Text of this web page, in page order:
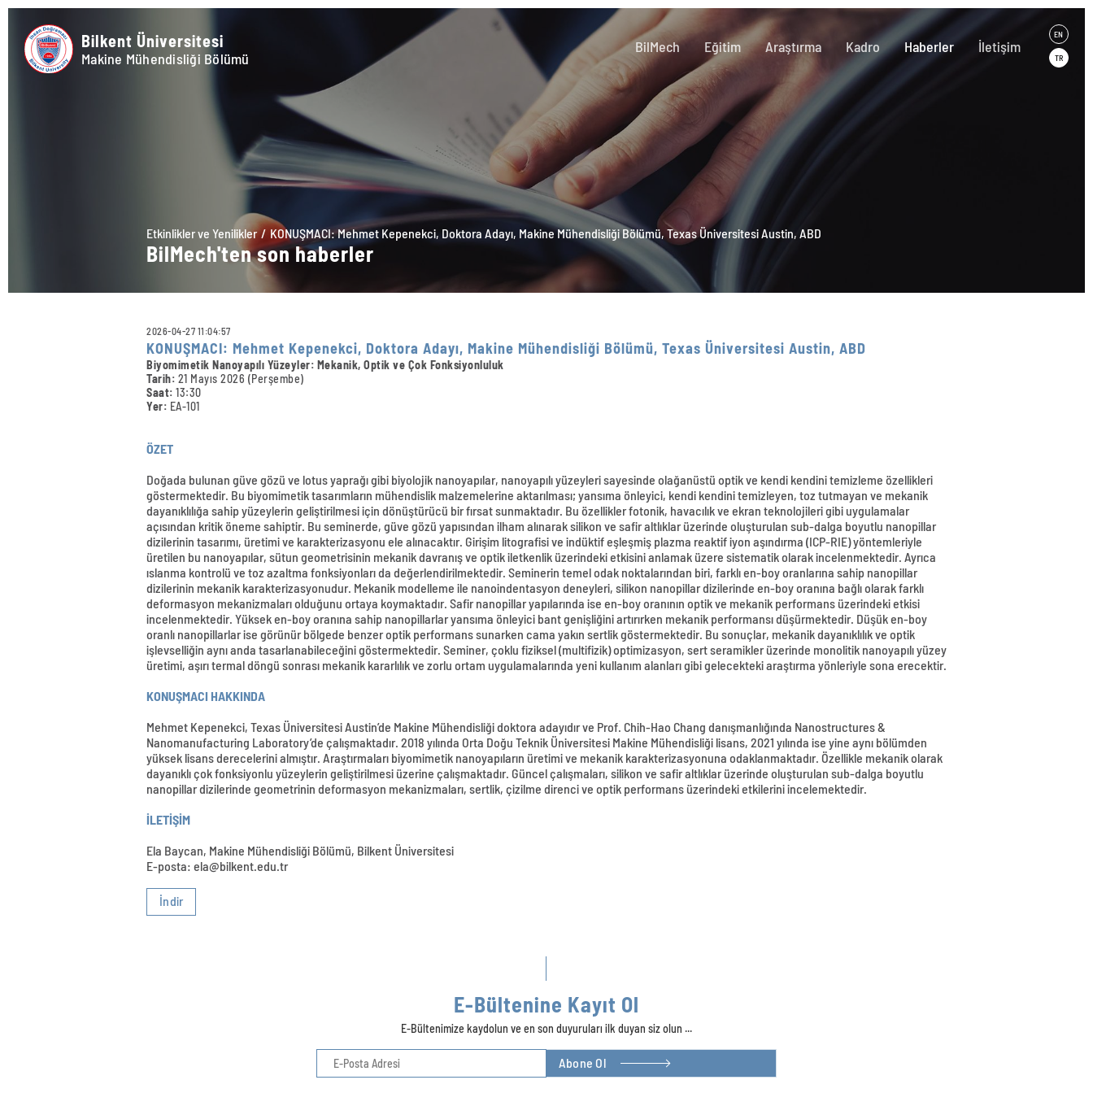
Bilkent Üniversitesi
Makine Mühendisliği Bölümü
BilMech Eğitim Araştırma Kadro Haberler İletişim
EN
TR
Etkinlikler ve Yenilikler KONUŞMACI: Mehmet Kepenekci, Doktora Adayı, Makine Mühendisliği Bölümü, Texas Üniversitesi Austin, ABD
BilMech'ten son haberler
2026-04-27 11:04:57
KONUŞMACI: Mehmet Kepenekci, Doktora Adayı, Makine Mühendisliği Bölümü, Texas Üniversitesi Austin, ABD
Biyomimetik Nanoyapılı Yüzeyler: Mekanik, Optik ve Çok Fonksiyonluluk
Tarih: 21 Mayıs 2026 (Perşembe)
Saat: 13:30
Yer: EA-101
ÖZET
Doğada bulunan güve gözü ve lotus yaprağı gibi biyolojik nanoyapılar, nanoyapılı yüzeyleri sayesinde olağanüstü optik ve kendi kendini temizleme özellikleri
göstermektedir. Bu biyomimetik tasarımların mühendislik malzemelerine aktarılması; yansıma önleyici, kendi kendini temizleyen, toz tutmayan ve mekanik
dayanıklılığa sahip yüzeylerin geliştirilmesi için dönüştürücü bir fırsat sunmaktadır. Bu özellikler fotonik, havacılık ve ekran teknolojileri gibi uygulamalar
açısından kritik öneme sahiptir. Bu seminerde, güve gözü yapısından ilham alınarak silikon ve safir altlıklar üzerinde oluşturulan sub-dalga boyutlu nanopillar
dizilerinin tasarımı, üretimi ve karakterizasyonu ele alınacaktır. Girişim litografisi ve indüktif eşleşmiş plazma reaktif iyon aşındırma (ICP-RIE) yöntemleriyle
üretilen bu nanoyapılar, sütun geometrisinin mekanik davranış ve optik iletkenlik üzerindeki etkisini anlamak üzere sistematik olarak incelenmektedir. Ayrıca
ıslanma kontrolü ve toz azaltma fonksiyonları da değerlendirilmektedir. Seminerin temel odak noktalarından biri, farklı en-boy oranlarına sahip nanopillar
dizilerinin mekanik karakterizasyonudur. Mekanik modelleme ile nanoindentasyon deneyleri, silikon nanopillar dizilerinde en-boy oranına bağlı olarak farklı
deformasyon mekanizmaları olduğunu ortaya koymaktadır. Safir nanopillar yapılarında ise en-boy oranının optik ve mekanik performans üzerindeki etkisi
incelenmektedir. Yüksek en-boy oranına sahip nanopillarlar yansıma önleyici bant genişliğini artırırken mekanik performansı düşürmektedir. Düşük en-boy
oranlı nanopillarlar ise görünür bölgede benzer optik performans sunarken cama yakın sertlik göstermektedir. Bu sonuçlar, mekanik dayanıklılık ve optik
işlevselliğin aynı anda tasarlanabileceğini göstermektedir. Seminer, çoklu fiziksel (multifizik) optimizasyon, sert seramikler üzerinde monolitik nanoyapılı yüzey
üretimi, aşırı termal döngü sonrası mekanik kararlılık ve zorlu ortam uygulamalarında yeni kullanım alanları gibi gelecekteki araştırma yönleriyle sona erecektir.
KONUŞMACI HAKKINDA
Mehmet Kepenekci, Texas Üniversitesi Austin’de Makine Mühendisliği doktora adayıdır ve Prof. Chih-Hao Chang danışmanlığında Nanostructures &
Nanomanufacturing Laboratory’de çalışmaktadır. 2018 yılında Orta Doğu Teknik Üniversitesi Makine Mühendisliği lisans, 2021 yılında ise yine aynı bölümden
yüksek lisans derecelerini almıştır. Araştırmaları biyomimetik nanoyapıların üretimi ve mekanik karakterizasyonuna odaklanmaktadır. Özellikle mekanik olarak
dayanıklı çok fonksiyonlu yüzeylerin geliştirilmesi üzerine çalışmaktadır. Güncel çalışmaları, silikon ve safir altlıklar üzerinde oluşturulan sub-dalga boyutlu
nanopillar dizilerinde geometrinin deformasyon mekanizmaları, sertlik, çizilme direnci ve optik performans üzerindeki etkilerini incelemektedir.
İLETİŞİM
Ela Baycan, Makine Mühendisliği Bölümü, Bilkent Üniversitesi
E-posta: ela@bilkent.edu.tr
İndir
E-Bültenine Kayıt Ol
E-Bültenimize kaydolun ve en son duyuruları ilk duyan siz olun ...
Abone Ol